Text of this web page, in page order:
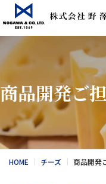
商品開発ご
HOME チーズ 商品開発